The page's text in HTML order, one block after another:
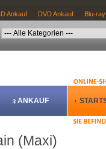
Ankauf DVD Ankauf Blu-
ANKAUF
(Maxi)